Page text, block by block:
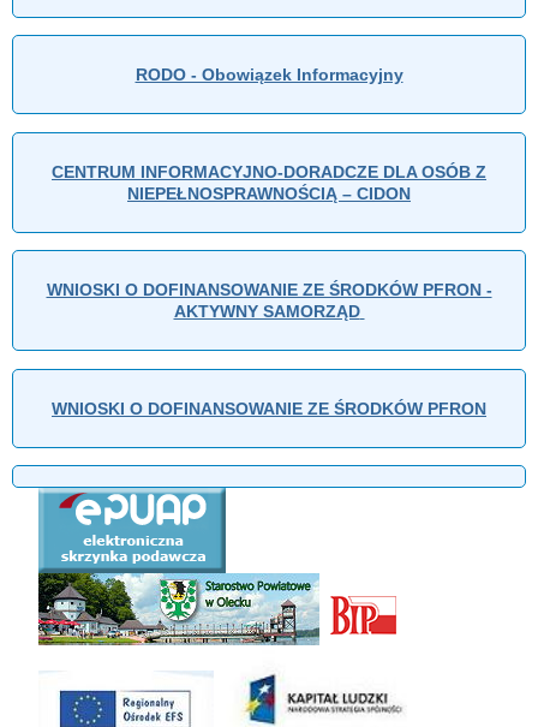
RODO - Obowiązek Informacyjny
CENTRUM INFORMACYJNO-DORADCZE DLA OSÓB Z
NIEPEŁNOSPRAWNOŚCIĄ – CIDON
WNIOSKI O DOFINANSOWANIE ZE ŚRODKÓW PFRON -
AKTYWNY SAMORZĄD
WNIOSKI O DOFINANSOWANIE ZE ŚRODKÓW PFRON